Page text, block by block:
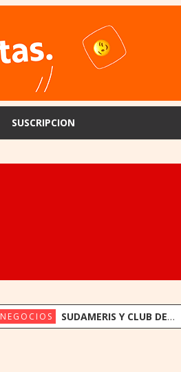
SUSCRIPCION
NEGOCIOS SUDAMERIS Y CLUB DEPORTIVO ALEMÁN RENUEVAN ACUERDO CON BENEFICIOS EXCLUSIVOS PARA SOCIOS